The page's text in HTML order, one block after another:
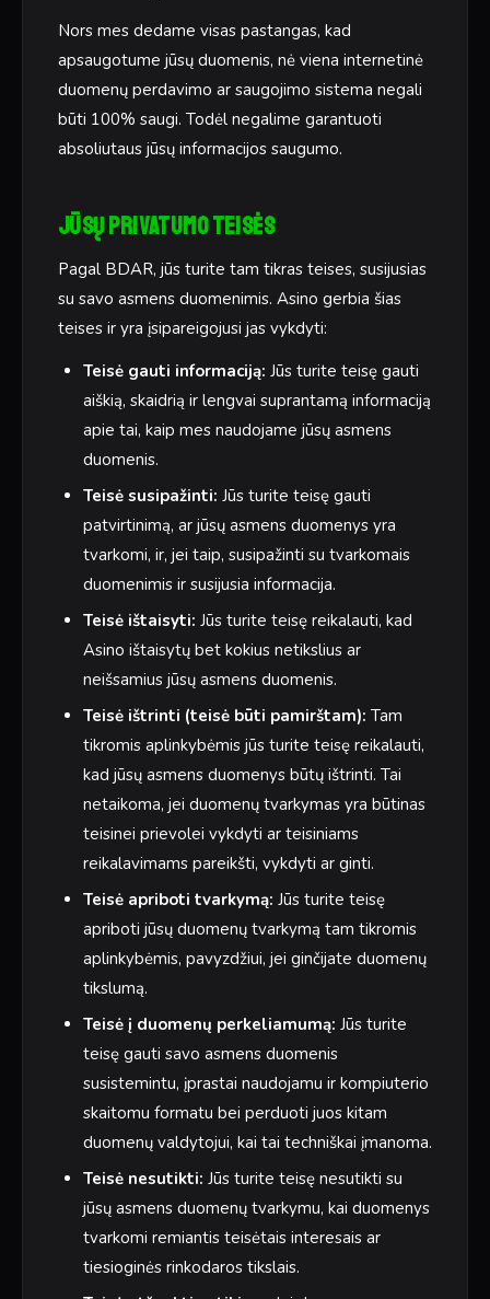
Nors mes dedame visas pastangas, kad
apsaugotume jūsų duomenis, nė viena internetinė
duomenų perdavimo ar saugojimo sistema negali
būti 100% saugi. Todėl negalime garantuoti
absoliutaus jūsų informacijos saugumo.
Jūsų privatumo teisės
Pagal BDAR, jūs turite tam tikras teises, susijusias
su savo asmens duomenimis. Asino gerbia šias
teises ir yra įsipareigojusi jas vykdyti:
Teisė gauti informaciją: Jūs turite teisę gauti
aiškią, skaidrią ir lengvai suprantamą informaciją
apie tai, kaip mes naudojame jūsų asmens
duomenis.
Teisė susipažinti: Jūs turite teisę gauti
patvirtinimą, ar jūsų asmens duomenys yra
tvarkomi, ir, jei taip, susipažinti su tvarkomais
duomenimis ir susijusia informacija.
Teisė ištaisyti: Jūs turite teisę reikalauti, kad
Asino ištaisytų bet kokius netikslius ar
neišsamius jūsų asmens duomenis.
Teisė ištrinti (teisė būti pamirštam): Tam
tikromis aplinkybėmis jūs turite teisę reikalauti,
kad jūsų asmens duomenys būtų ištrinti. Tai
netaikoma, jei duomenų tvarkymas yra būtinas
teisinei prievolei vykdyti ar teisiniams
reikalavimams pareikšti, vykdyti ar ginti.
Teisė apriboti tvarkymą: Jūs turite teisę
apriboti jūsų duomenų tvarkymą tam tikromis
aplinkybėmis, pavyzdžiui, jei ginčijate duomenų
tikslumą.
Teisė į duomenų perkeliamumą: Jūs turite
teisę gauti savo asmens duomenis
susistemintu, įprastai naudojamu ir kompiuterio
skaitomu formatu bei perduoti juos kitam
duomenų valdytojui, kai tai techniškai įmanoma.
Teisė nesutikti: Jūs turite teisę nesutikti su
jūsų asmens duomenų tvarkymu, kai duomenys
tvarkomi remiantis teisėtais interesais ar
tiesioginės rinkodaros tikslais.